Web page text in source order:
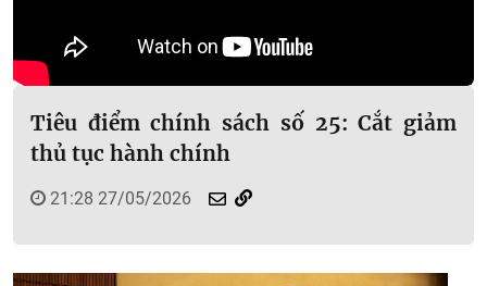
Tiêu điểm chính sách số 25: Cắt giảm
thủ tục hành chính
21:28 27/05/2026